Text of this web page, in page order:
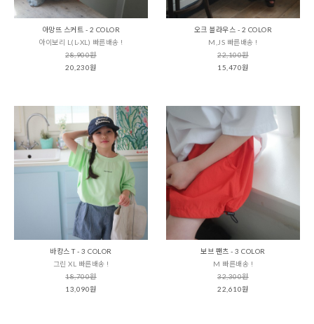
아망뜨 스커트 - 2 COLOR
아이보리 L(L-XL) 빠른배송 !
28,900원
20,230원
오크 블라우스 - 2 COLOR
M,JS 빠른배송 !
22,100원
15,470원
바캉스 T - 3 COLOR
그린 XL 빠른배송 !
18,700원
13,090원
보브 팬츠 - 3 COLOR
M 빠른배송 !
32,300원
22,610원